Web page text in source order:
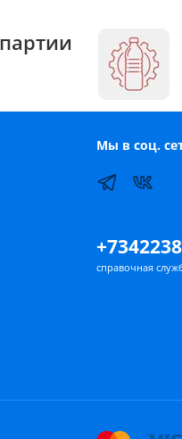
Мы в соц.
справочная